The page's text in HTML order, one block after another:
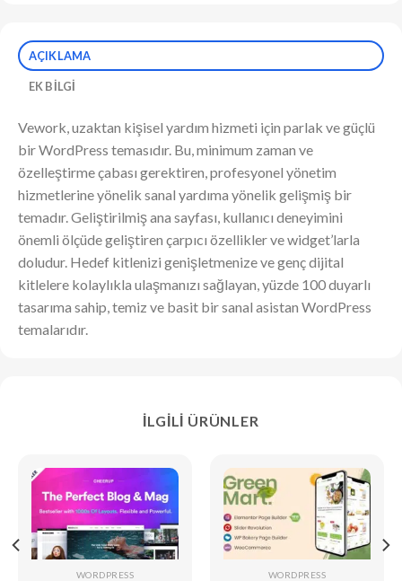
AÇIKLAMA
EK BILGI
Vework, uzaktan kişisel yardım hizmeti için parlak ve güçlü
bir WordPress temasıdır. Bu, minimum zaman ve
özelleştirme çabası gerektiren, profesyonel yönetim
hizmetlerine yönelik sanal yardıma yönelik gelişmiş bir
temadır. Geliştirilmiş ana sayfası, kullanıcı deneyimini
önemli ölçüde geliştiren çarpıcı özellikler ve widget’larla
doludur. Hedef kitlenizi genişletmenize ve genç dijital
kitlelere kolaylıkla ulaşmanızı sağlayan, yüzde 100 duyarlı
tasarıma sahip, temiz ve basit bir sanal asistan WordPress
temalarıdır.
İLGILI ÜRÜNLER
WORDPRESS WORDPRESS